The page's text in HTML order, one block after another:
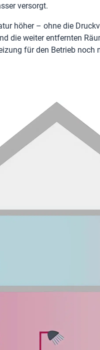
versorgt.
höher – ohne die
die weiter entfernten
für den Betrieb noch